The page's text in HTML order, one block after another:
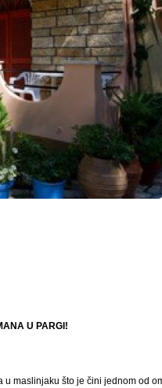
U PARGI!
maslinjaku što je čini jednom od